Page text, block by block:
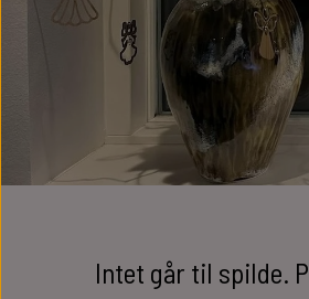
Intet går til spilde.